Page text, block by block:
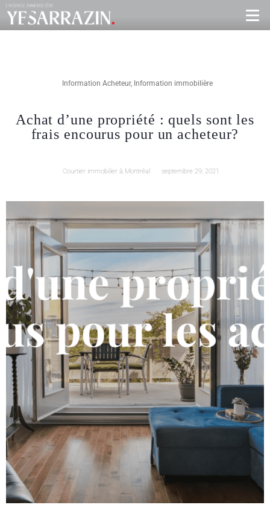
Information Acheteur, Information immobilière
Achat d’une propriété : quels sont les
frais encourus pour un acheteur?
Courtier immobilier à Montréal septembre 29, 2021